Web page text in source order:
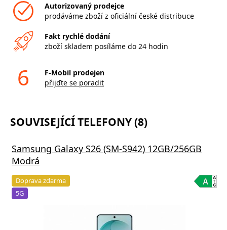
Autorizovaný prodejce
prodáváme zboží z oficiální české distribuce
Fakt rychlé dodání
zboží skladem posíláme do 24 hodin
6
F-Mobil prodejen
přijďte se poradit
SOUVISEJÍCÍ TELEFONY (8)
Samsung Galaxy S26 (SM-S942) 12GB/256GB
Modrá
Doprava zdarma
5G